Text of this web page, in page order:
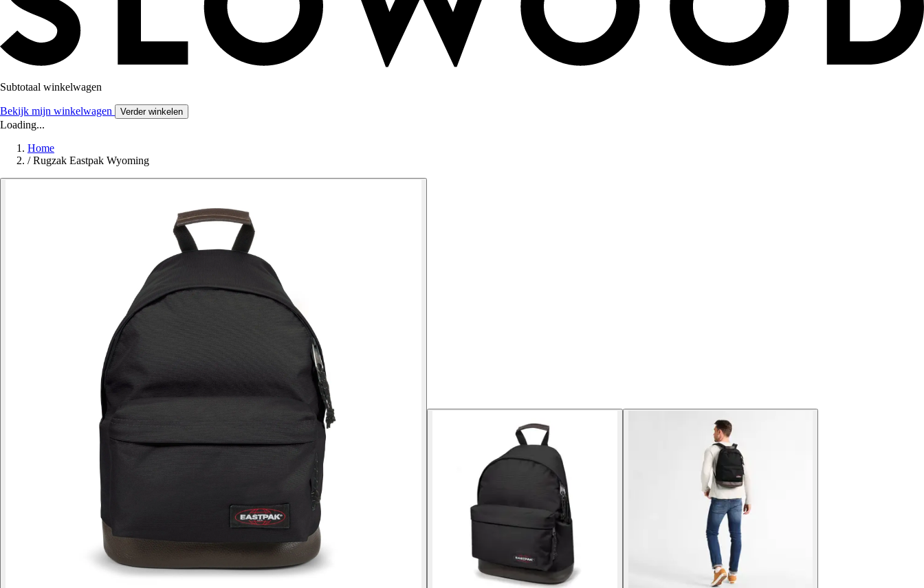
Subtotaal winkelwagen
Bekijk mijn winkelwagen Verder winkelen
Loading...
Home
/ Rugzak Eastpak Wyoming